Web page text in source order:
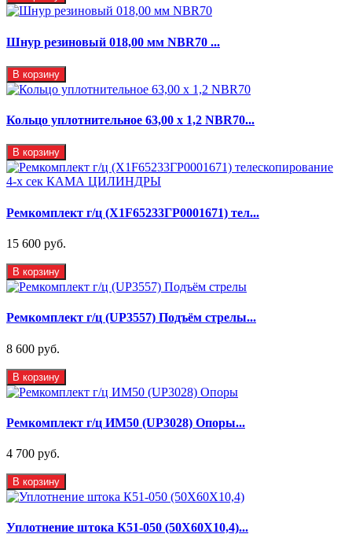
Шнур резиновый 018,00 мм NBR70 ...
В корзину
Кольцо уплотнительное 63,00 х 1,2 NBR70...
В корзину
Ремкомплект г/ц (X1F65233ГР0001671) тел...
15 600 руб.
В корзину
Ремкомплект г/ц (UP3557) Подъём стрелы...
8 600 руб.
В корзину
Ремкомплект г/ц ИМ50 (UP3028) Опоры...
4 700 руб.
В корзину
Уплотнение штока К51-050 (50Х60Х10,4)...